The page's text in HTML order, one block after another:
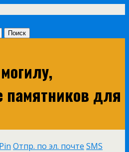
памятников для
Pin Отпр. по эл. почте SMS